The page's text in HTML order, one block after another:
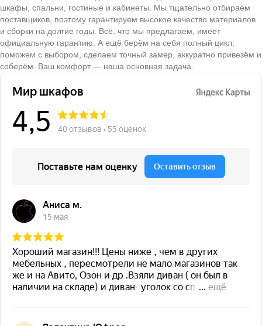
шкафы, спальни, гостиные и кабинеты. Мы тщательно отбираем
поставщиков, поэтому гарантируем высокое качество материалов
и сборки на долгие годы. Всё, что мы предлагаем, имеет
официальную гарантию. А ещё берём на себя полный цикл:
поможем с выбором, сделаем точный замер, аккуратно привезём и
соберём. Ваш комфорт — наша основная задача.